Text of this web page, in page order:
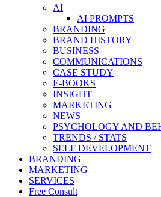
AI
AI PROMPTS
BRANDING
BRAND HISTORY
BUSINESS
COMMUNICATIONS
CASE STUDY
E-BOOKS
INSIGHT
MARKETING
NEWS
PSYCHOLOGY AND
TRENDS / STATS
SELF DEVELOPMENT
BRANDING
MARKETING
SERVICES
Free Consult